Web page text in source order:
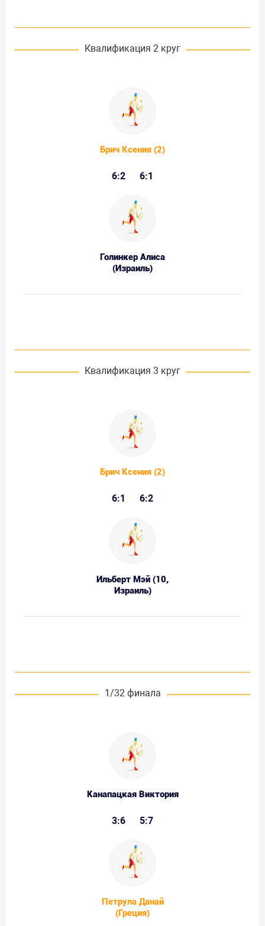
Квалификация 2 круг
Брич Ксения (2)
6:2 6:1
Голинкер Алиса
(Израиль)
Квалификация 3 круг
Брич Ксения (2)
6:1 6:2
Ильберт Мэй (10,
Израиль)
1/32 финала
Канапацкая Виктория
3:6 5:7
Петрула Данай
(Греция)